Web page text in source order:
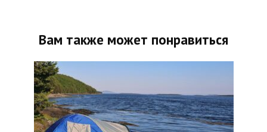
Вам также может понравиться